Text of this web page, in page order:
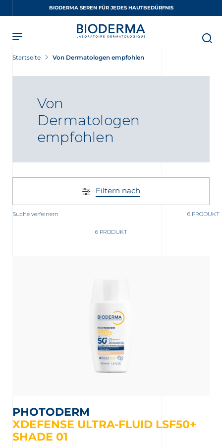
BIODERMA SEREN FÜR JEDES HAUTBEDÜRFNIS
Partner Apotheke in Ihrer Nähe
Startseite Von Dermatologen empfohlen
Von
Dermatologen
empfohlen
Filtern nach
Suche verfeinern 6 PRODUKT
6 PRODUKT
PHOTODERM
XDEFENSE ULTRA-FLUID LSF50+
SHADE 01